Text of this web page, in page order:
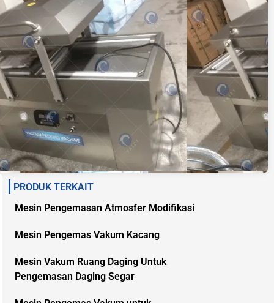
PRODUK TERKAIT
Mesin Pengemasan Atmosfer Modifikasi
Mesin Pengemas Vakum Kacang
Mesin Vakum Ruang Daging Untuk
Pengemasan Daging Segar